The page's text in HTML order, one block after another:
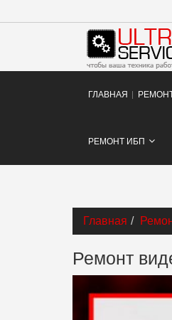
ГЛАВНАЯ
РЕМОНТ ИБП
Главная
Ремонт